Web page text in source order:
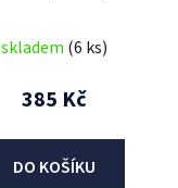
skladem (6 ks)
385 Kč
DO KOŠÍKU